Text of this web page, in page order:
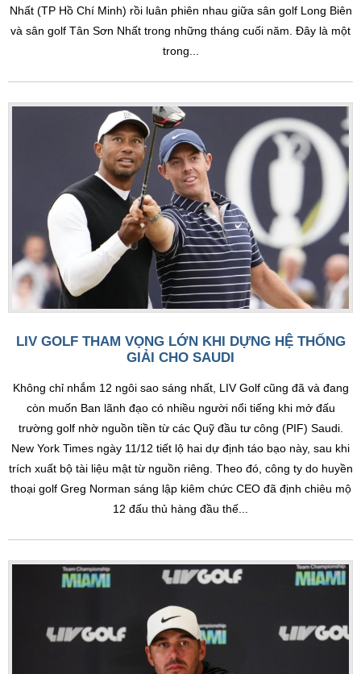
Nhất (TP Hồ Chí Minh) rồi luân phiên nhau giữa sân golf Long Biên
và sân golf Tân Sơn Nhất trong những tháng cuối năm. Đây là một
trong...
LIV GOLF THAM VỌNG LỚN KHI DỰNG HỆ THỐNG
GIẢI CHO SAUDI
Không chỉ nhắm 12 ngôi sao sáng nhất, LIV Golf cũng đã và đang
còn muốn Ban lãnh đạo có nhiều người nổi tiếng khi mở đấu
trường golf nhờ nguồn tiền từ các Quỹ đầu tư công (PIF) Saudi.
New York Times ngày 11/12 tiết lộ hai dự định táo bạo này, sau khi
trích xuất bộ tài liệu mật từ nguồn riêng. Theo đó, công ty do huyền
thoại golf Greg Norman sáng lập kiêm chức CEO đã định chiêu mộ
12 đấu thủ hàng đầu thế...